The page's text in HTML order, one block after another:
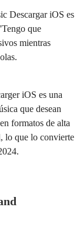
Descargar iOS es
que
mientras
iOS es una
que desean
formatos de alta
lo que lo convierte